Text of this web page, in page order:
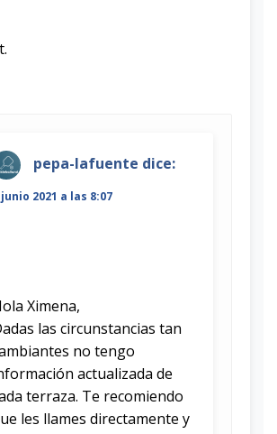
pepa-lafuente dice:
junio 2021 a las 8:07
Ximena,
las circunstancias tan
no tengo
actualizada de
terraza. Te recomiendo
les llames directamente y